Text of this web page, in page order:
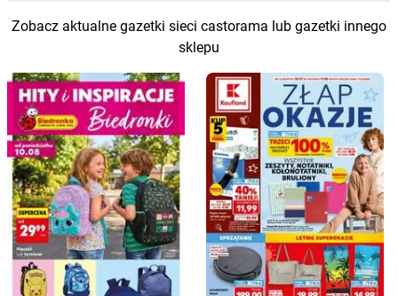
Zobacz aktualne gazetki sieci castorama lub gazetki innego
sklepu